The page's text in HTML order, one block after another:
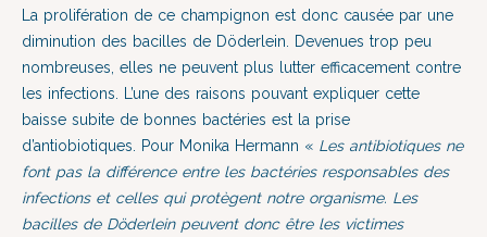
La prolifération de ce champignon est donc causée par une
diminution des bacilles de Döderlein. Devenues trop peu
nombreuses, elles ne peuvent plus lutter efficacement contre
les infections. L’une des raisons pouvant expliquer cette
baisse subite de bonnes bactéries est la prise
d’antiobiotiques. Pour Monika Hermann « Les antibiotiques ne
font pas la différence entre les bactéries responsables des
infections et celles qui protègent notre organisme. Les
bacilles de Döderlein peuvent donc être les victimes